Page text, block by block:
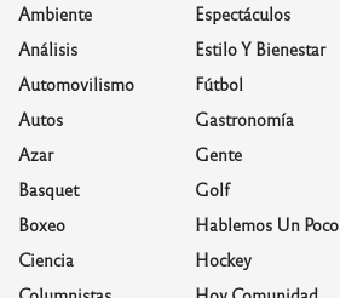
Ambiente
Análisis
Automovilismo
Autos
Azar
Basquet
Boxeo
Ciencia
Espectáculos
Estilo Y Bienestar
Fútbol
Gastronomía
Gente
Golf
Hablemos Un Poco
Hockey